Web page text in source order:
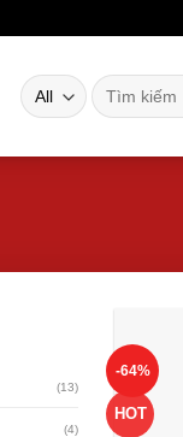
Tìm
kiếm:
(13)
(4)
-64%
HOT